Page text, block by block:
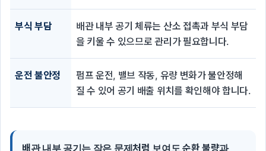
부식 부담
배관 내부 공기 체류는 산소 접촉과 부식 부담
을 키울 수 있으므로 관리가 필요합니다.
운전 불안정
펌프 운전, 밸브 작동, 유량 변화가 불안정해
질 수 있어 공기 배출 위치를 확인해야 합니다.
배관 내부 공기는 작은 문제처럼 보여도 순환 불량과